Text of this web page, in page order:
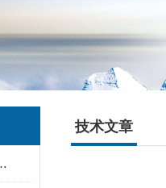
希尔测厚仪
技术文章